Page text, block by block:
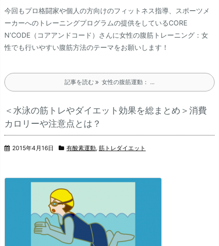
今回もプロ格闘家や個人の方向けのフィットネス指導、スポーツメ
ーカーへのトレーニングプログラムの提供をしているCORE
N’CODE（コアアンドコード）さんに女性の腹筋トレーニング：女
性でも行いやすい腹筋方法のテーマをお願いします！
記事を読む 女性の腹筋運動： ...
＜水泳の筋トレやダイエット効果を総まとめ＞消費
カロリーや注意点とは？
2015年4月16日 有酸素運動, 筋トレダイエット